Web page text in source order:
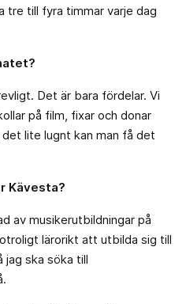
tre till fyra timmar varje dag
Det är bara fördelar. Vi
på film, fixar och donar
det lite lugnt kan man få det
Kävesta?
av musikerutbildningar på
lärorikt att utbilda sig till
jag ska söka till